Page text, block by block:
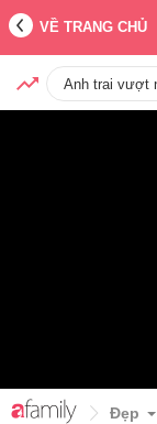
VỀ TRANG CHỦ
Anh trai vượt
Đẹp